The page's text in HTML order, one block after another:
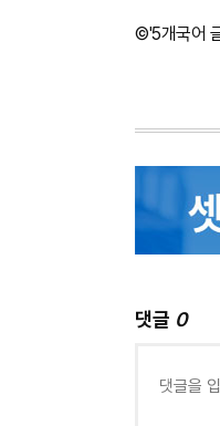
©'5개국어
댓글 0